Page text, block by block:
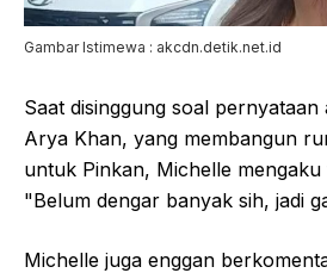
Gambar Istimewa : akcdn.detik.net.id
Saat disinggung soal
Arya Khan, yang membangun
untuk Pinkan, Michelle
"Belum dengar banyak sih, jadi
Michelle juga enggan